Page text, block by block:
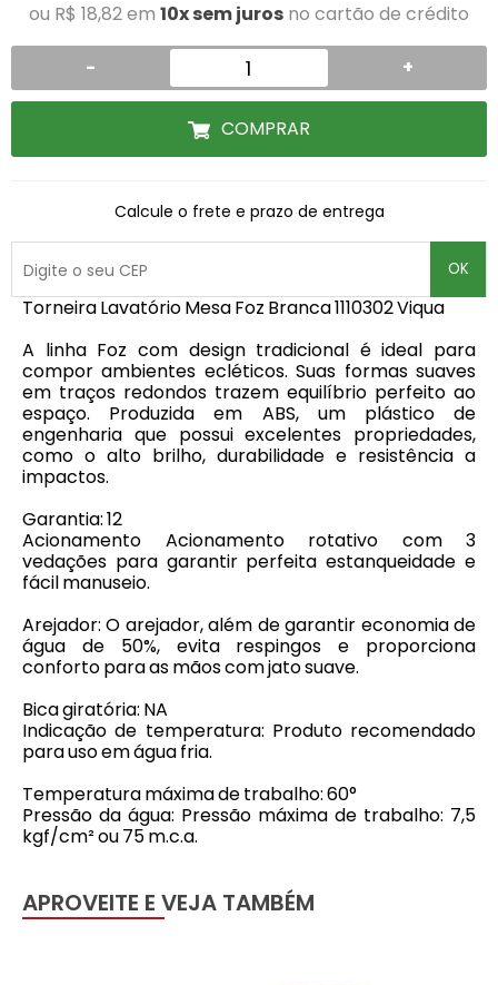
ou R$ 18,82 em 10x sem juros no cartão de crédito
- +
COMPRAR
Calcule o frete e prazo de entrega
OK
Torneira Lavatório Mesa Foz Branca 1110302 Viqua
A linha Foz com design tradicional é ideal para
compor ambientes ecléticos. Suas formas suaves
em traços redondos trazem equilíbrio perfeito ao
espaço. Produzida em ABS, um plástico de
engenharia que possui excelentes propriedades,
como o alto brilho, durabilidade e resistência a
impactos.
Garantia: 12
Acionamento Acionamento rotativo com 3
vedações para garantir perfeita estanqueidade e
fácil manuseio.
Arejador: O arejador, além de garantir economia de
água de 50%, evita respingos e proporciona
conforto para as mãos com jato suave.
Bica giratória: NA
Indicação de temperatura: Produto recomendado
para uso em água fria.
Temperatura máxima de trabalho: 60°
Pressão da água: Pressão máxima de trabalho: 7,5
kgf/cm² ou 75 m.c.a.
APROVEITE E VEJA TAMBÉM